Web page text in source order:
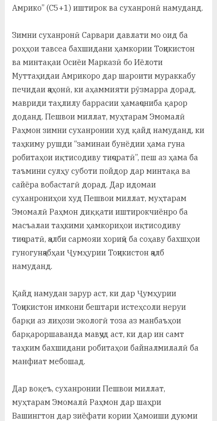
Амрико” (С5+1) иштирок ва суханронӣ намуданд.
Зимни суханронӣ Сарвари давлати мо оид ба
роҳҳои тавсеа бахшидани ҳамкории Тоҷикистон
ва минтақаи Осиёи Марказӣ бо Иёлоти
Муттаҳидаи Амрикоро дар шароити мураккабу
печидаи ҷаҳонӣ, ки аҳаммияти рӯзмарра дорад,
мавриди таҳлилу баррасии ҳамаҷониба қарор
доданд. Пешвои миллат, муҳтарам Эмомалӣ
Раҳмон зимни суханронии худ қайд намуданд, ки
таҳкиму рушди “заминаи бунёдии ҳама гуна
робитаҳои иқтисодиву тиҷоратӣ”, пеш аз ҳама ба
таъмини сулҳу суботи пойдор дар минтақа ва
сайёра вобастагӣ дорад. Дар идомаи
суханрониҳои худ Пешвои миллат, муҳтарам
Эмомалӣ Раҳмон диққати иштирокчиёнро ба
масъалаи таҳкими ҳамкориҳои иқтисодиву
тиҷоратӣ, ҷалби сармояи хориҷӣ ба соҳаву бахшҳои
гуногунҷабҳаи Ҷумҳурии Тоҷикистон ҷалб
намуданд.
Қайд намудан зарур аст, ки дар Ҷумҳурии
Тоҷикистон имкони бештари истеҳсоли неруи
барқи аз лиҳози экологӣ тоза аз манбаъҳои
барқароршаванда мавҷуд аст, ки дар ин самт
таҳким бахшидани робитаҳои байналмилалӣ ба
манфиат мебошад.
Дар воқеъ, суханронии Пешвои миллат,
муҳтарам Эмомалӣ Раҳмон дар шаҳри
Вашингтон дар зиёфати кории Ҳамоиши дуюми